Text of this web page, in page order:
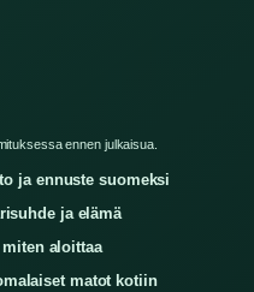
ennen julkaisua.
ja ennuste suomeksi
ja elämä
aloittaa
matot kotiin